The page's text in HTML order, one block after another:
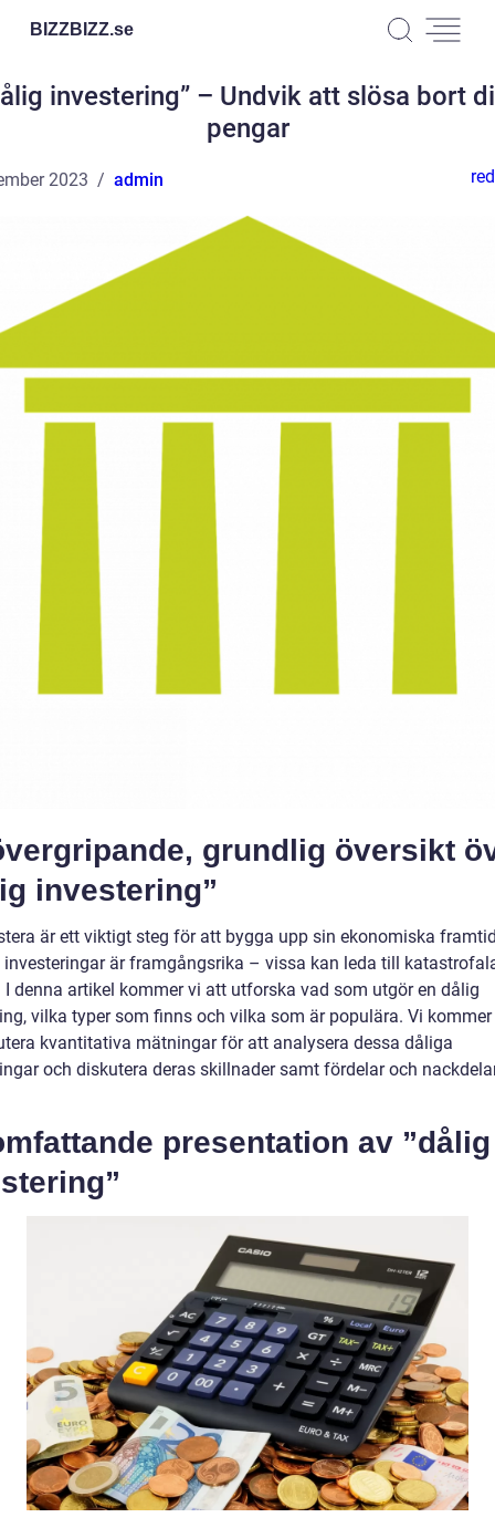
BIZZBIZZ.se
investering” – Undvik att slösa bort
pengar
2023 admin
grundlig översikt
investering”
är ett viktigt steg för att bygga upp sin ekonomiska
investeringar är framgångsrika – vissa kan leda till
I denna artikel kommer vi att utforska vad som utgör en dålig
vilka typer som finns och vilka som är populära. Vi
kvantitativa mätningar för att analysera dessa dåliga
och diskutera deras skillnader samt fördelar och
presentation av ”dålig